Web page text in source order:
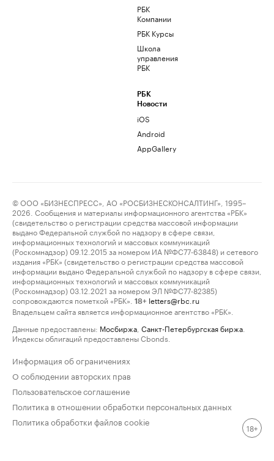
РБК
Компании
РБК Курсы
Школа
управления
РБК
РБК
Новости
iOS
Android
AppGallery
© ООО «БИЗНЕСПРЕСС», АО «РОСБИЗНЕСКОНСАЛТИНГ», 1995–
2026. Сообщения и материалы информационного агентства «РБК»
(свидетельство о регистрации средства массовой информации
выдано Федеральной службой по надзору в сфере связи,
информационных технологий и массовых коммуникаций
(Роскомнадзор) 09.12.2015 за номером ИА №ФС77-63848) и сетевого
издания «РБК» (свидетельство о регистрации средства массовой
информации выдано Федеральной службой по надзору в сфере связи,
информационных технологий и массовых коммуникаций
(Роскомнадзор) 03.12.2021 за номером ЭЛ №ФС77-82385)
сопровождаются пометкой «РБК».
18+ letters@rbc.ru
Владельцем сайта является информационное агентство «РБК».
Данные предоставлены: Мосбиржа Санкт-Петербургская биржа
Индексы облигаций предоставлены Cbonds.
Информация об ограничениях
О соблюдении авторских прав
Пользовательское соглашение
Политика в отношении обработки персональных данных
Политика обработки файлов cookie
18+